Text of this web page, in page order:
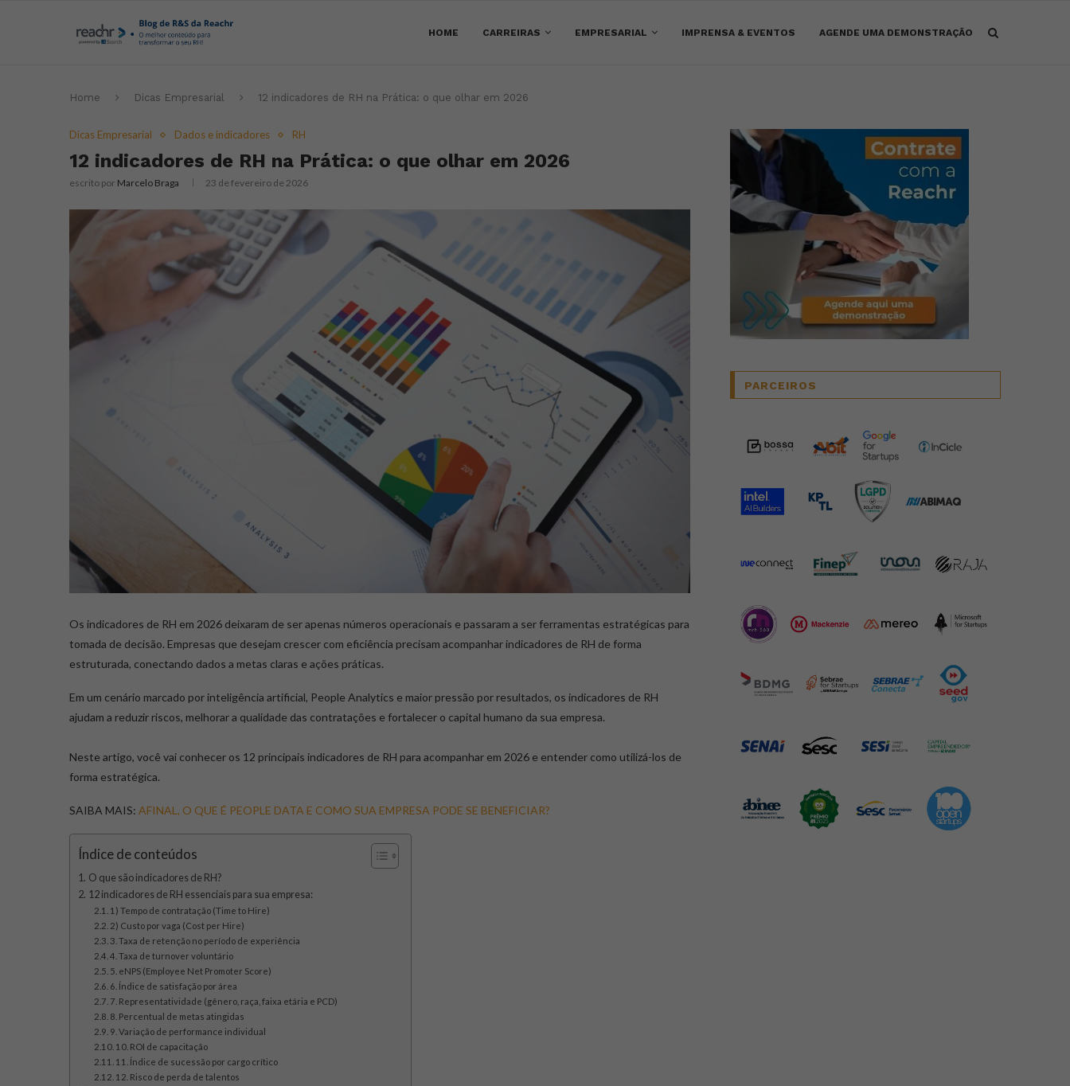
HOME CARREIRAS EMPRESARIAL IMPRENSA & EVENTOS AGENDE UMA DEMONSTRAÇÃO
Home Dicas Empresarial 12 indicadores de RH na Prática: o que olhar em 2026
Dicas Empresarial Dados e indicadores RH
12 indicadores de RH na Prática: o que olhar em 2026
escrito por Marcelo Braga 23 de fevereiro de 2026
Os indicadores de RH em 2026 deixaram de ser apenas números operacionais e passaram a ser ferramentas estratégicas para
tomada de decisão. Empresas que desejam crescer com eficiência precisam acompanhar indicadores de RH de forma
estruturada, conectando dados a metas claras e ações práticas.
Em um cenário marcado por inteligência artificial, People Analytics e maior pressão por resultados, os indicadores de RH
ajudam a reduzir riscos, melhorar a qualidade das contratações e fortalecer o capital humano da sua empresa.
Neste artigo, você vai conhecer os 12 principais indicadores de RH para acompanhar em 2026 e entender como utilizá-los de
forma estratégica.
SAIBA MAIS: AFINAL, O QUE É PEOPLE DATA E COMO SUA EMPRESA PODE SE BENEFICIAR?
Índice de conteúdos
O que são indicadores de RH?
12 indicadores de RH essenciais para sua empresa:
1) Tempo de contratação (Time to Hire)
2) Custo por vaga (Cost per Hire)
3. Taxa de retenção no período de experiência
4. Taxa de turnover voluntário
5. eNPS (Employee Net Promoter Score)
6. Índice de satisfação por área
7. Representatividade (gênero, raça, faixa etária e PCD)
8. Percentual de metas atingidas
9. Variação de performance individual
10. ROI de capacitação
11. Índice de sucessão por cargo crítico
12. Risco de perda de talentos
PARCEIROS